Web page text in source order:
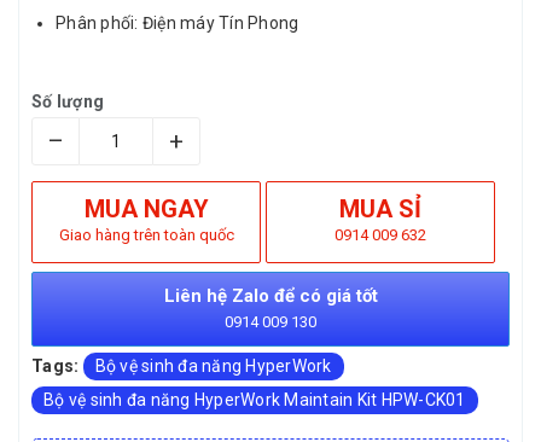
Phân phối: Điện máy Tín Phong
Số lượng
– +
MUA NGAY
Giao hàng trên toàn quốc
MUA SỈ
0914 009 632
Liên hệ Zalo để có giá tốt
0914 009 130
Tags:
Bộ vệ sinh đa năng HyperWork
Bộ vệ sinh đa năng HyperWork Maintain Kit HPW-CK01